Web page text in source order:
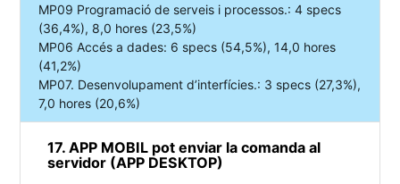
MP09 Programació de serveis i processos.: 4 specs
(36,4%), 8,0 hores (23,5%)
MP06 Accés a dades: 6 specs (54,5%), 14,0 hores
(41,2%)
MP07. Desenvolupament d’interfícies.: 3 specs (27,3%),
7,0 hores (20,6%)
17. APP MOBIL pot enviar la comanda al
servidor (APP DESKTOP)